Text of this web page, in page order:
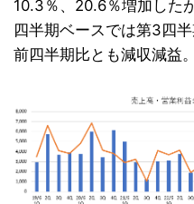
10.3％、20.6％増加した
四半期ベースでは第3四半
前四半期比とも減収減益。